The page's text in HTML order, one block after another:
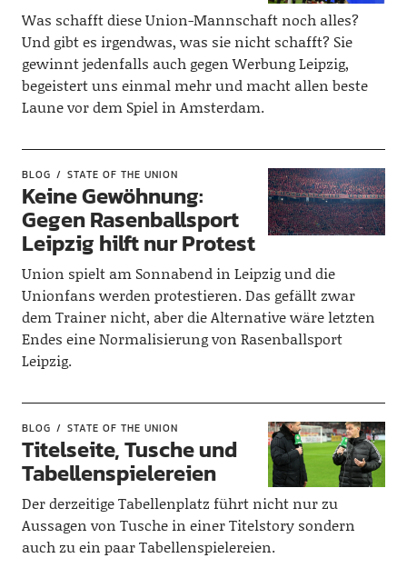
Was schafft diese Union-Mannschaft noch alles?
Und gibt es irgendwas, was sie nicht schafft? Sie
gewinnt jedenfalls auch gegen Werbung Leipzig,
begeistert uns einmal mehr und macht allen beste
Laune vor dem Spiel in Amsterdam.
BLOG STATE OF THE UNION
Keine Gewöhnung:
Gegen Rasenballsport
Leipzig hilft nur Protest
Union spielt am Sonnabend in Leipzig und die
Unionfans werden protestieren. Das gefällt zwar
dem Trainer nicht, aber die Alternative wäre letzten
Endes eine Normalisierung von Rasenballsport
Leipzig.
BLOG STATE OF THE UNION
Titelseite, Tusche und
Tabellenspielereien
Der derzeitige Tabellenplatz führt nicht nur zu
Aussagen von Tusche in einer Titelstory sondern
auch zu ein paar Tabellenspielereien.